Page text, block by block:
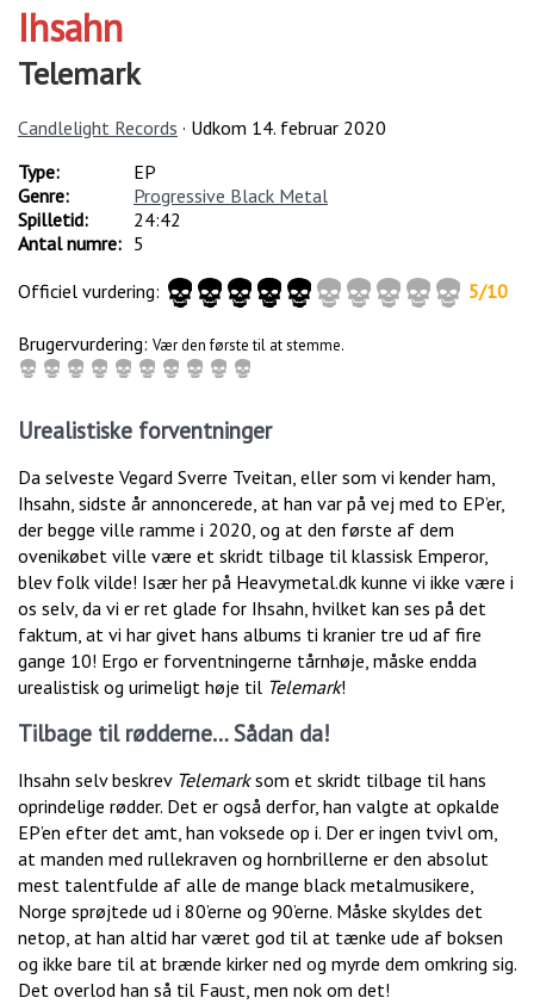
Ihsahn
Telemark
Candlelight Records · Udkom 14. februar 2020
Type:
EP
Genre:
Progressive Black Metal
Spilletid:
24:42
Antal numre: 5
Officiel vurdering:
5/10
Brugervurdering: Vær den første til at stemme.
Urealistiske forventninger
Da selveste Vegard Sverre Tveitan, eller som vi kender ham,
Ihsahn, sidste år annoncerede, at han var på vej med to EP’er,
der begge ville ramme i 2020, og at den første af dem
ovenikøbet ville være et skridt tilbage til klassisk Emperor,
blev folk vilde! Især her på Heavymetal.dk kunne vi ikke være i
os selv, da vi er ret glade for Ihsahn, hvilket kan ses på det
faktum, at vi har givet hans albums ti kranier tre ud af fire
gange 10! Ergo er forventningerne tårnhøje, måske endda
urealistisk og urimeligt høje til Telemark!
Tilbage til rødderne… Sådan da!
Ihsahn selv beskrev Telemarksom et skridt tilbage til hans
oprindelige rødder. Det er også derfor, han valgte at opkalde
EP’en efter det amt, han voksede op i. Der er ingen tvivl om,
at manden med rullekraven og hornbrillerne er den absolut
mest talentfulde af alle de mange black metalmusikere,
Norge sprøjtede ud i 80’erne og 90’erne. Måske skyldes det
netop, at han altid har været god til at tænke ude af boksen
og ikke bare til at brænde kirker ned og myrde dem omkring sig.
Det overlod han så til Faust, men nok om det!